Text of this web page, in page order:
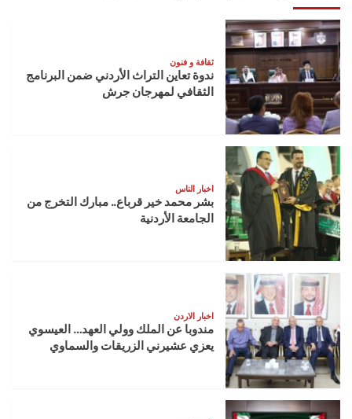
ثقافة و فنون
ندوة تعاين التراث الأردني ضمن البرنامج
الثقافي لمهرجان جرش
اخبار الناس
بشر محمد خير قرباع.. مبارك التخرج من
الجامعة الأردنية
اخبار الاردن
مندوبا عن الملك وولي العهد… العيسوي
يعزي عشيرني الزريقات والسماوي